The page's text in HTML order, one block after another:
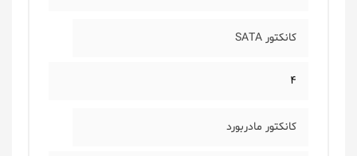
کانکتور SATA
4
کانکتور مادربورد